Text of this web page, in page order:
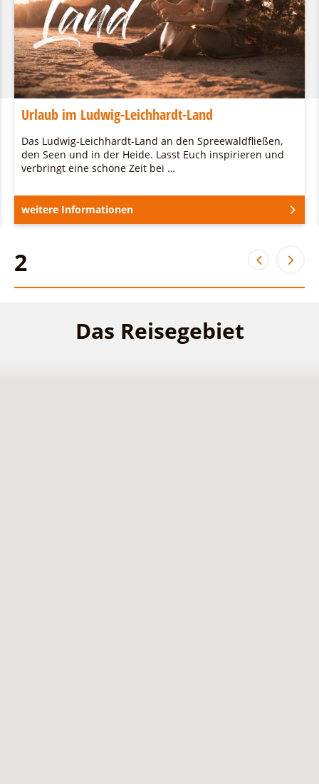
Urlaub im Ludwig-Leichhardt-Land
Das Ludwig-Leichhardt-Land an den Spreewaldfließen,
den Seen und in der Heide. Lasst Euch inspirieren und
verbringt eine schöne Zeit bei …
weitere Informationen
2
Das Reisegebiet